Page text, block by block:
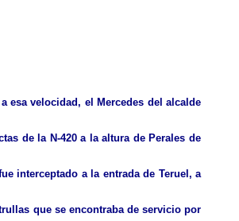
esa velocidad, el Mercedes del alcalde
de la N-420 a la altura de Perales de
interceptado a la entrada de Teruel, a
que se encontraba de servicio por